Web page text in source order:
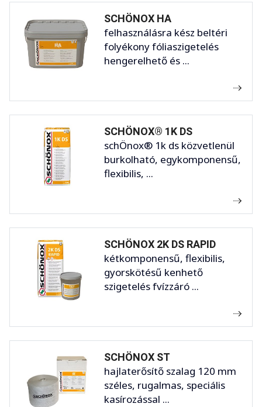
SCHÖNOX HA
felhasználásra kész beltéri
folyékony fóliaszigetelés
hengerelhető és ...
SCHÖNOX® 1K DS
schÖnox® 1k ds közvetlenül
burkolható, egykomponensű,
flexibilis, ...
SCHÖNOX 2K DS RAPID
kétkomponensű, flexibilis,
gyorskötésű kenhető
szigetelés fvízzáró ...
SCHÖNOX ST
hajlaterősítő szalag 120 mm
széles, rugalmas, speciális
kasírozással ...